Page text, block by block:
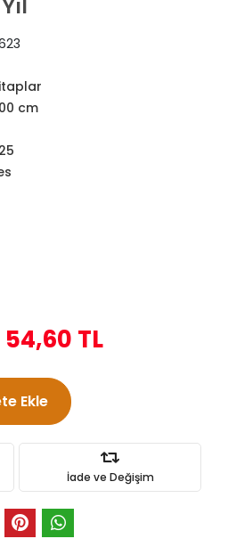
cm
54,60 TL
Ekle
İade ve Değişim